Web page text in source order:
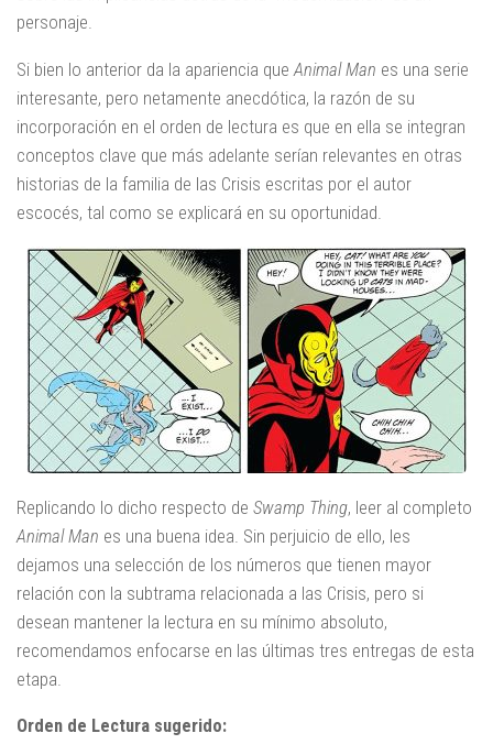
personaje.
Si bien lo anterior da la apariencia que Animal Man es una serie
interesante, pero netamente anecdótica, la razón de su
incorporación en el orden de lectura es que en ella se integran
conceptos clave que más adelante serían relevantes en otras
historias de la familia de las Crisis escritas por el autor
escocés, tal como se explicará en su oportunidad.
Replicando lo dicho respecto de Swamp Thing, leer al completo
Animal Man es una buena idea. Sin perjuicio de ello, les
dejamos una selección de los números que tienen mayor
relación con la subtrama relacionada a las Crisis, pero si
desean mantener la lectura en su mínimo absoluto,
recomendamos enfocarse en las últimas tres entregas de esta
etapa.
Orden de Lectura sugerido: